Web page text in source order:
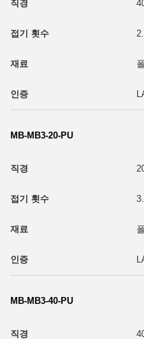
MB-MB3-20-PU
MB-MB3-40-PU